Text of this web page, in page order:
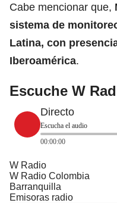
Cabe mencionar que,
sistema de
Latina, con
Iberoamérica.
Escuche W
Directo
Escucha el audio
00:00:00
W Radio
W Radio Colombia
Barranquilla
Emisoras radio